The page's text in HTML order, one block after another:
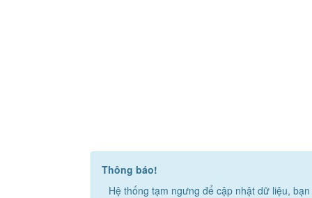
Thông báo!
Hệ thống tạm ngưng để cập nhật dữ liệu,